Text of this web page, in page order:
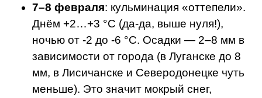
7–8 февраля: кульминация «оттепели».
Днём +2…+3 °C (да-да, выше нуля!),
ночью от -2 до -6 °C. Осадки — 2–8 мм в
зависимости от города (в Луганске до 8
мм, в Лисичанске и Северодонецке чуть
меньше). Это значит мокрый снег,